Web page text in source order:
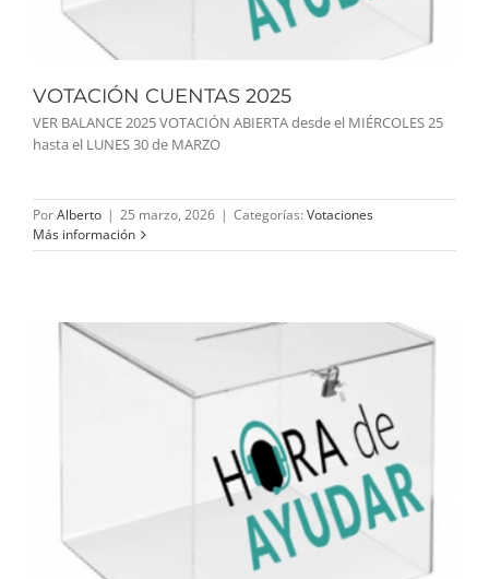
VOTACIÓN CUENTAS 2025
VER BALANCE 2025 VOTACIÓN ABIERTA desde el MIÉRCOLES 25
hasta el LUNES 30 de MARZO
PorAlberto | 25 marzo, 2026 | Categorías: Votaciones
Más información